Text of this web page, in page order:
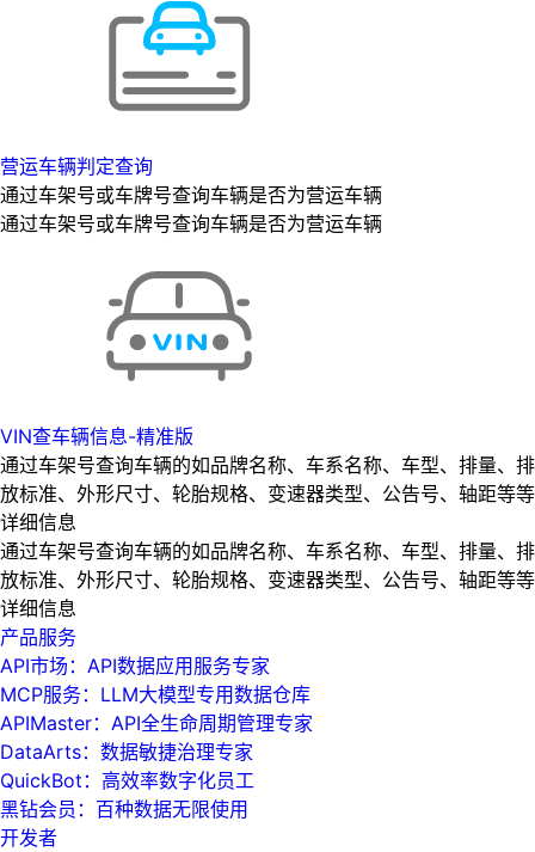
营运车辆判定查询
通过车架号或车牌号查询车辆是否为营运车辆
通过车架号或车牌号查询车辆是否为营运车辆
VIN查车辆信息-精准版
通过车架号查询车辆的如品牌名称、车系名称、车型、排量、排
放标准、外形尺寸、轮胎规格、变速器类型、公告号、轴距等等
详细信息
通过车架号查询车辆的如品牌名称、车系名称、车型、排量、排
放标准、外形尺寸、轮胎规格、变速器类型、公告号、轴距等等
详细信息
产品服务
API市场：API数据应用服务专家
MCP服务：LLM大模型专用数据仓库
APIMaster：API全生命周期管理专家
DataArts：数据敏捷治理专家
QuickBot：高效率数字化员工
黑钻会员：百种数据无限使用
开发者